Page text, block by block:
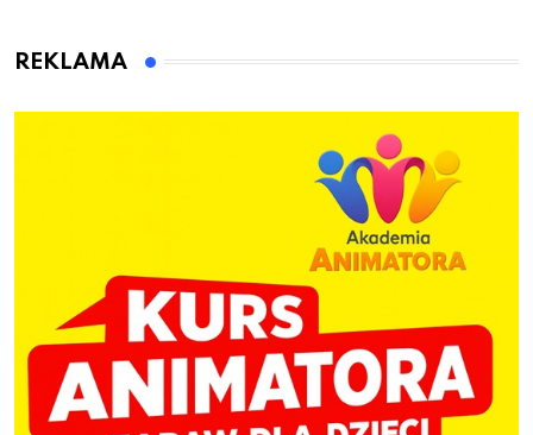
Bolszewie i uderzył w
REKLAMA